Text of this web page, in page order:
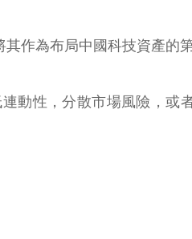
作為布局中國科技資產的第
動性，分散市場風險，或